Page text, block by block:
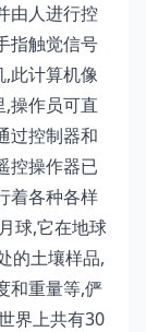
由人进行控
指触觉信号
此计算机像
操作员可直
过控制器和
控操作器已
着各种各样
球,它在地球
的土壤样品,
和重量等,俨
界上共有30